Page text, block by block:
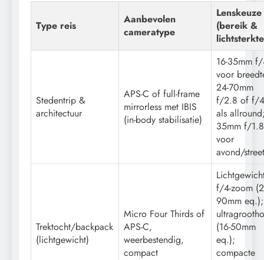
Type reis
Aanbevolen
cameratype
Lenskeuze
(bereik &
Stedentrip &
architectuur
APS-C of full-frame
mirrorless met IBIS
(in-body stabilisatie)
16-35mm
voor
24-70mm
f/2.8 of f/4
als
35mm f/1.8
voor
avond/street
Trektocht/backpack
(lichtgewicht)
Micro Four Thirds of
APS-C,
weerbestendig,
compact
f/4-zoom
90mm eq.);
(16-50mm
eq.);
compacte